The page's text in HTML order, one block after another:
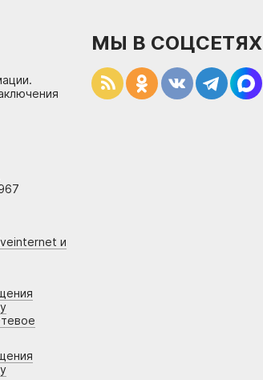
и
МЫ В СОЦСЕТЯХ